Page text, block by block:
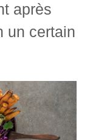
après
un certain